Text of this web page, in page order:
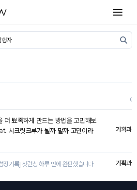
이
더 뾰족하게 만드는 방법을 고민해보
시크릿크루가 될까 말까 고민이라
기획과
장기록] 첫런칭 하루 만에 완판했습니다 기획과